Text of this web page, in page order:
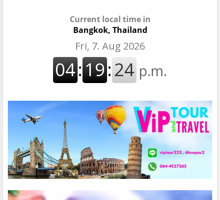
Current local time in
Bangkok, Thailand